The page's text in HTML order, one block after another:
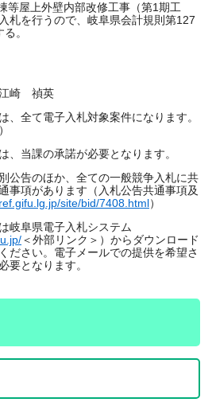
等屋上外壁内部改修工事（第1期工
札を行うので、岐阜県会計規則第127
。
禎英
、全て電子入札対象案件になります。
、当課の承諾が必要となります。
公告のほか、全ての一般競争入札に共
事項があります（入札公告共通事項及
site/bid/7408.html）
岐阜県電子入札システム
＜外部リンク＞ ）からダウンロード
ださい。電子メールでの提供を希望さ
要となります。